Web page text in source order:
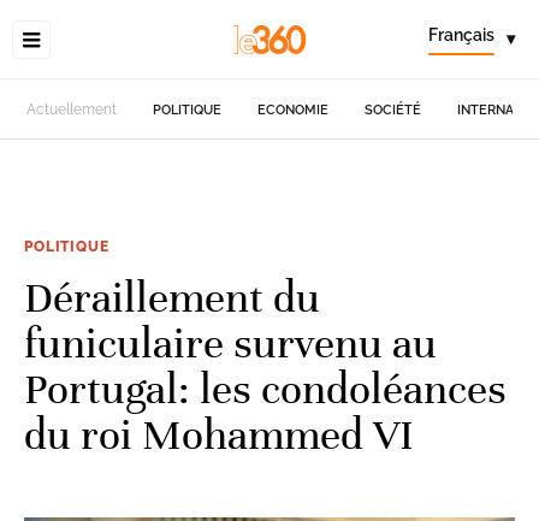
Français ▾
Actuellement POLITIQUE ECONOMIE SOCIÉTÉ
POLITIQUE
Déraillement du
funiculaire survenu au
Portugal: les condoléances
du roi Mohammed VI